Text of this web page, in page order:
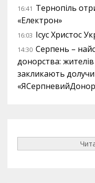
16:41 Тернопіль
«Електрон»
16:03 Ісус Христос
14:30 Серпень –
донорства:
закликають